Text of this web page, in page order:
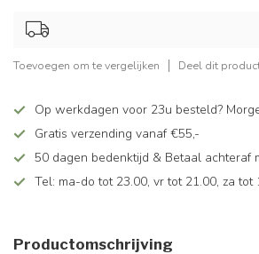
Toevoegen om te vergelijken Deel dit
Op werkdagen voor 23u besteld?
Gratis verzending vanaf €55,-
50 dagen bedenktijd & Betaal achteraf
Tel: ma-do tot 23.00, vr tot 21.00, za tot
Productomschrijving